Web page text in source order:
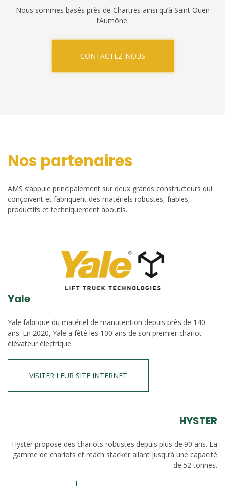
Nous sommes basés près de Chartres ainsi qu’à Saint Ouen
l’Aumône.
CONTACTEZ-NOUS
Nos partenaires
AMS s’appuie principalement sur deux grands constructeurs qui
conçoivent et fabriquent des matériels robustes, fiables,
productifs et techniquement aboutis.
Yale
Yale fabrique du matériel de manutention depuis près de 140
ans. En 2020, Yale a fêté les 100 ans de son premier chariot
élévateur électrique.
VISITER LEUR SITE INTERNET
HYSTER
Hyster propose des chariots robustes depuis plus de 90 ans. La
gamme de chariots et reach stacker allant jusqu’à une capacité
de 52 tonnes.